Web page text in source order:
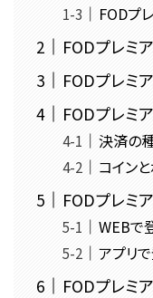
FODプ
FODプレミ
FODプレミ
FODプレミ
決済の
コイン
FODプレミ
WEBで
アプリ
FODプレミ